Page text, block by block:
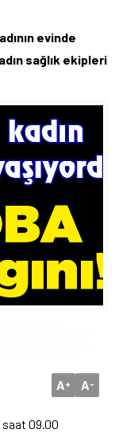
evinde
sağlık ekipleri
A+ A-
saat 09.00